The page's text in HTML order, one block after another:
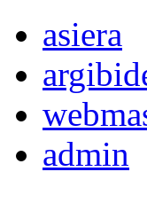
asiera
admin